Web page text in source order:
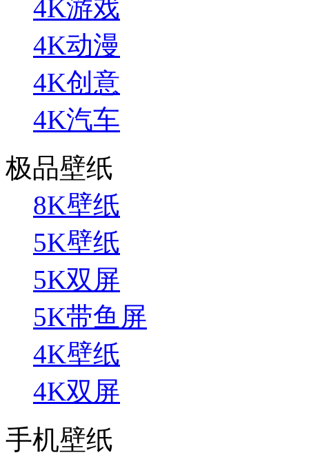
4K游戏
4K动漫
4K创意
4K汽车
极品壁纸
8K壁纸
5K壁纸
5K双屏
5K带鱼屏
4K壁纸
4K双屏
手机壁纸